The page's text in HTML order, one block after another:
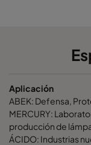
ActiCarb
ActiCarb
ActiCarb VOC
Aplicación
ABEK: Defensa,
MERCURY:
producción de
ÁCIDO: Industrias